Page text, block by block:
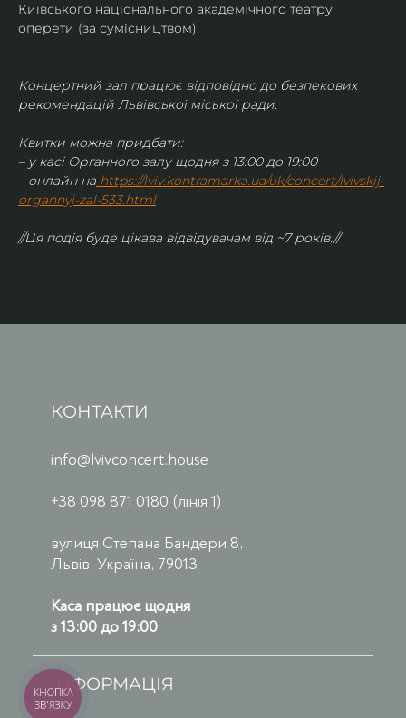
Київського національного академічного театру
оперети (за сумісництвом).
Концертний зал працює відповідно до безпекових
рекомендацій Львівської міської ради.
Квитки можна придбати:
– у касі Органного залу щодня з 13:00 до 19:00
– онлайн на https://lviv.kontramarka.ua/uk/concert/lvivskij-
organnyj-zal-533.html
//Ця подія буде цікава відвідувачам від ~7 років.//
КОНТАКТИ
info@lvivconcert.house
+38 098 871 0180 (лінія 1)
вулиця Степана Бандери 8,
Львів, Україна, 79013
Каса працює щодня
з 13:00 до 19:00
ІНФОРМАЦІЯ
КНОПКА
ЗВ'ЯЗКУ